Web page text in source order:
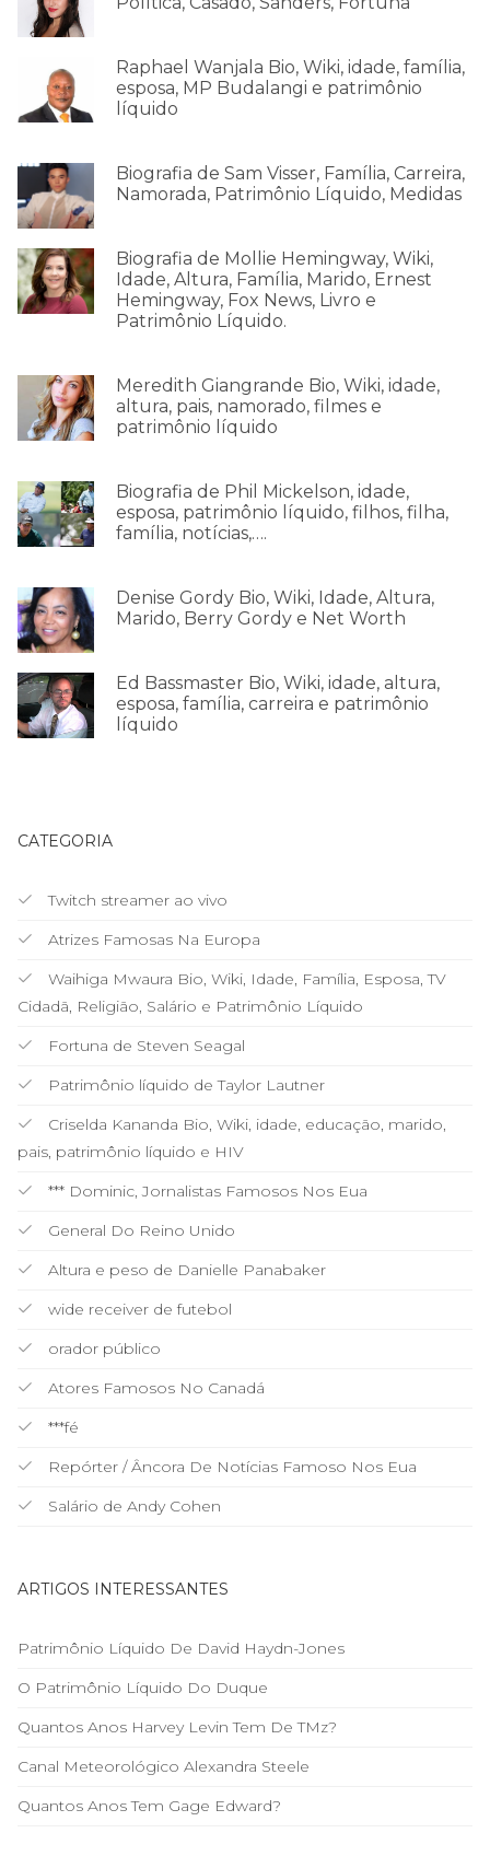
Raphael Wanjala Bio, Wiki, idade, família,
esposa, MP Budalangi e patrimônio
líquido
Biografia de Sam Visser, Família, Carreira,
Namorada, Patrimônio Líquido, Medidas
Biografia de Mollie Hemingway, Wiki,
Idade, Altura, Família, Marido, Ernest
Hemingway, Fox News, Livro e
Patrimônio Líquido.
Meredith Giangrande Bio, Wiki, idade,
altura, pais, namorado, filmes e
patrimônio líquido
Biografia de Phil Mickelson, idade,
esposa, patrimônio líquido, filhos, filha,
família, notícias,….
Denise Gordy Bio, Wiki, Idade, Altura,
Marido, Berry Gordy e Net Worth
Ed Bassmaster Bio, Wiki, idade, altura,
esposa, família, carreira e patrimônio
líquido
CATEGORIA
Twitch streamer ao vivo
Atrizes Famosas Na Europa
Waihiga Mwaura Bio, Wiki, Idade, Família, Esposa, TV
Cidadã, Religião, Salário e Patrimônio Líquido
Fortuna de Steven Seagal
Patrimônio líquido de Taylor Lautner
Criselda Kananda Bio, Wiki, idade, educação, marido,
pais, patrimônio líquido e HIV
*** Dominic, Jornalistas Famosos Nos Eua
General Do Reino Unido
Altura e peso de Danielle Panabaker
wide receiver de futebol
orador público
Atores Famosos No Canadá
***fé
Repórter / Âncora De Notícias Famoso Nos Eua
Salário de Andy Cohen
ARTIGOS INTERESSANTES
Patrimônio Líquido De David Haydn-Jones
O Patrimônio Líquido Do Duque
Quantos Anos Harvey Levin Tem De TMz?
Canal Meteorológico Alexandra Steele
Quantos Anos Tem Gage Edward?